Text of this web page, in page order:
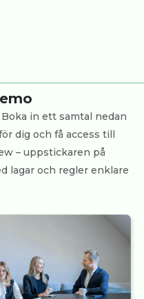
in ett samtal nedan
dig och få access till
– uppstickaren på
lagar och regler enklare